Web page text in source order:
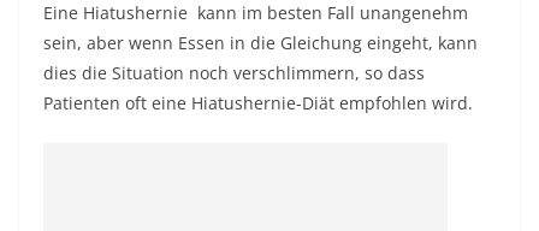
Eine Hiatushernie kann im besten Fall unangenehm
sein, aber wenn Essen in die Gleichung eingeht, kann
dies die Situation noch verschlimmern, so dass
Patienten oft eine Hiatushernie-Diät empfohlen wird.